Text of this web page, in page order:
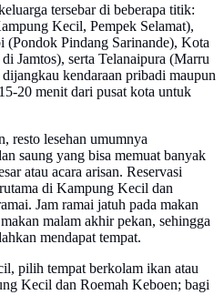
tersebar di beberapa titik:
Kecil, Pempek Selamat),
(Pondok Pindang Sarinande), Kota
Jamtos), serta Telanaipura (Marru
kendaraan pribadi maupun
20 menit dari pusat kota untuk
resto lesehan umumnya
saung yang bisa memuat banyak
atau acara arisan. Reservasi
di Kampung Kecil dan
Jam ramai jatuh pada makan
malam akhir pekan, sehingga
mendapat tempat.
pilih tempat berkolam ikan atau
Kecil dan Roemah Keboen; bagi